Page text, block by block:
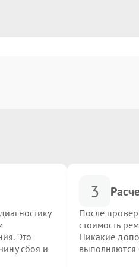
Это
сбоя и
3
После
стоимость
Никакие
выполняются